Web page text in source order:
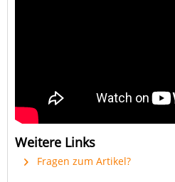
Weitere Links
Fragen zum Artikel?